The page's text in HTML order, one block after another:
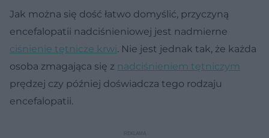
Jak można się dość łatwo domyślić, przyczyną
encefalopatii nadciśnieniowej jest nadmierne
ciśnienie tętnicze krwi. Nie jest jednak tak, że każda
osoba zmagająca się z nadciśnieniem tętniczym
prędzej czy później doświadcza tego rodzaju
encefalopatii.